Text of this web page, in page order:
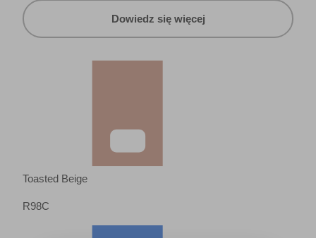
Dowiedz się więcej
Toasted Beige
R98C